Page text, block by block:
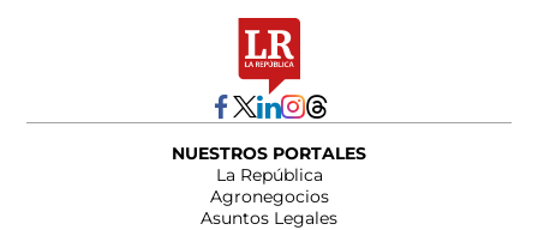
NUESTROS PORTALES
La República
Agronegocios
Asuntos Legales